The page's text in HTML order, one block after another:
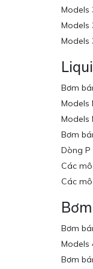
Models
Models
Models
Bơm
Models
Models
Bơm
Dòng P
Các
Các
Bơm
Models
Bơm